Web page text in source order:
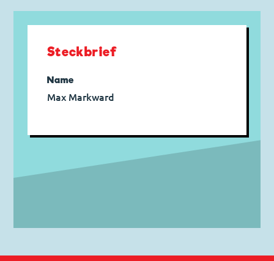
Steckbrief
Name
Max Markward